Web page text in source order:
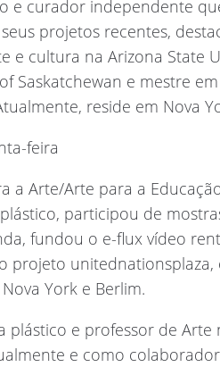
e curador independente
projetos recentes,
e cultura na Arizona State
Saskatchewan e mestre
reside em Nova
feira
a Arte/Arte para a
participou de
fundou o e-flux vídeo
projeto unitednationsplaza,
York e Berlim.
plástico e professor de
e como